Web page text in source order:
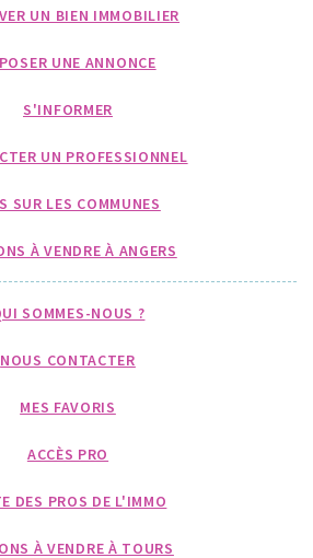
UN BIEN IMMOBILIER
UNE ANNONCE
S'INFORMER
UN PROFESSIONNEL
SUR LES COMMUNES
À VENDRE À ANGERS
SOMMES-NOUS ?
NOUS CONTACTER
MES FAVORIS
ACCÈS PRO
DES PROS DE L'IMMO
À VENDRE À TOURS